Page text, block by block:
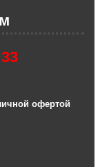
офертой